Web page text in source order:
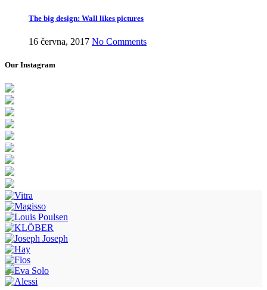
The big design: Wall likes pictures
16 června, 2017 No Comments
Our Instagram